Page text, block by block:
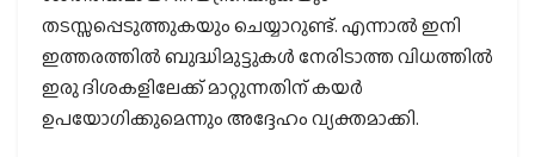
തടസ്സപ്പെടുത്തുകയും ചെയ്യാറുണ്ട്. എന്നാൽ ഇനി
ഇത്തരത്തിൽ ബുദ്ധിമുട്ടുകൾ നേരിടാത്ത വിധത്തിൽ
ഇരു ദിശകളിലേക്ക് മാറ്റുന്നതിന് കയർ
ഉപയോഗിക്കുമെന്നും അദ്ദേഹം വ്യക്തമാക്കി.